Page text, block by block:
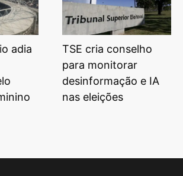
adia
TSE cria conselho
para monitorar
desinformação e IA
nas eleições